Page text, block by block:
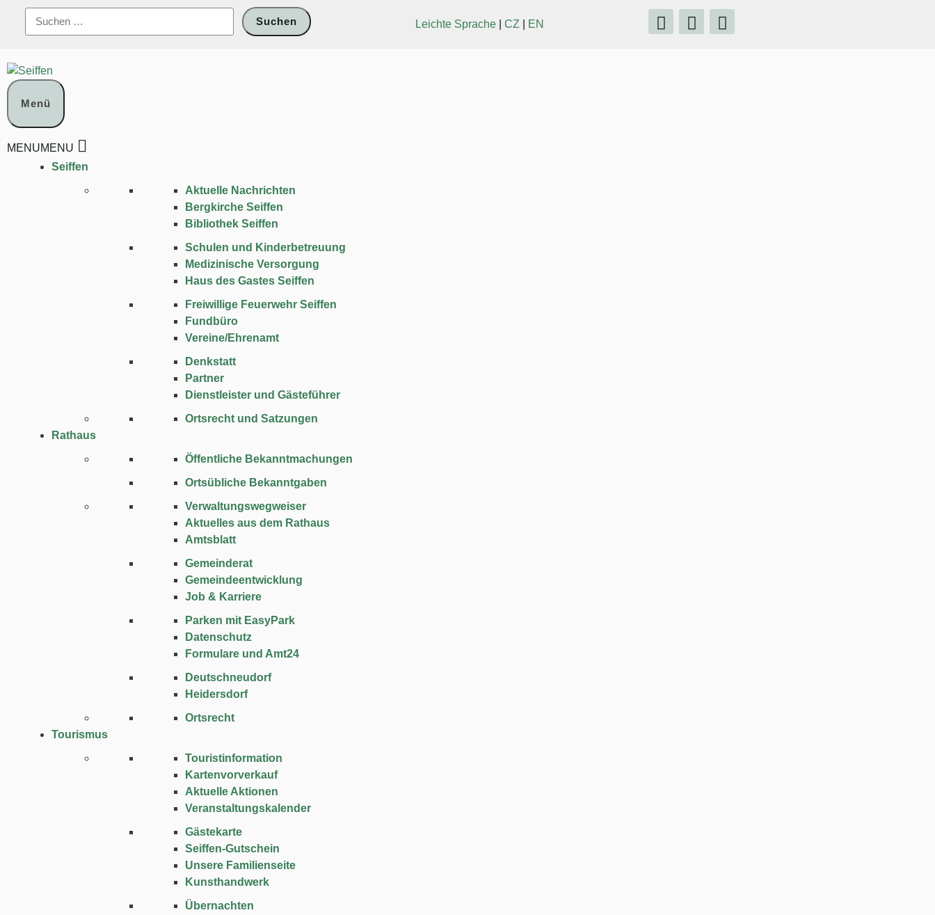
Suchen
nach:
Leichte Sprache CZ EN
Menü
MENUMENU
Seiffen
Aktuelle Nachrichten
Bergkirche Seiffen
Bibliothek Seiffen
Schulen und Kinder­betreuung
Medizinische Versorgung
Haus des Gastes Seiffen
Freiwillige Feuerwehr Seiffen
Fundbüro
Vereine/Ehrenamt
Denkstatt
Partner
Dienstleister und Gästeführer
Ortsrecht und Satzungen
Rathaus
Öffentliche Bekanntmachungen
Ortsübliche Bekanntgaben
Verwaltungswegweiser
Aktuelles aus dem Rathaus
Amtsblatt
Gemeinderat
Gemeindeentwicklung
Job & Karriere
Parken mit EasyPark
Datenschutz
Formulare und Amt24
Deutschneudorf
Heidersdorf
Ortsrecht
Tourismus
Touristinformation
Kartenvorverkauf
Aktuelle Aktionen
Veranstaltungskalender
Gästekarte
Seiffen-Gutschein
Unsere Familienseite
Kunsthandwerk
Übernachten